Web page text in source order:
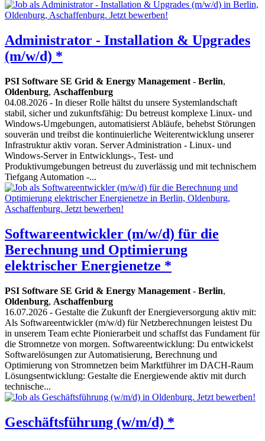
Administrator - Installation & Upgrades
(m/w/d) *
PSI Software SE Grid & Energy Management - Berlin,
Oldenburg, Aschaffenburg
04.08.2026 - In dieser Rolle hältst du unsere Systemlandschaft
stabil, sicher und zukunftsfähig: Du betreust komplexe Linux- und
Windows-Umgebungen, automatisierst Abläufe, behebst Störungen
souverän und treibst die kontinuierliche Weiterentwicklung unserer
Infrastruktur aktiv voran. Server Administration - Linux- und
Windows-Server in Entwicklungs-, Test- und
Produktivumgebungen betreust du zuverlässig und mit technischem
Tiefgang Automation -...
Softwareentwickler (m/w/d) für die
Berechnung und Optimierung
elektrischer Energienetze *
PSI Software SE Grid & Energy Management - Berlin,
Oldenburg, Aschaffenburg
16.07.2026 - Gestalte die Zukunft der Energieversorgung aktiv mit:
Als Softwareentwickler (m/w/d) für Netzberechnungen leistest Du
in unserem Team echte Pionierarbeit und schaffst das Fundament für
die Stromnetze von morgen. Softwareentwicklung: Du entwickelst
Softwarelösungen zur Automatisierung, Berechnung und
Optimierung von Stromnetzen beim Marktführer im DACH-Raum
Lösungsentwicklung: Gestalte die Energiewende aktiv mit durch
technische...
Geschäftsführung (w/m/d) *